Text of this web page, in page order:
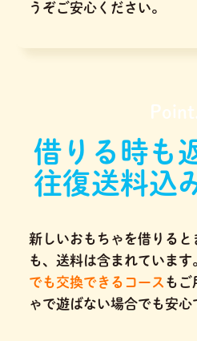
うぞご安心ください。
借りる時も
往復送料込
新しいおもちゃを借りると
も、送料は含まれています
でも交換できるコース もご
ゃで遊ばない場合でも安心